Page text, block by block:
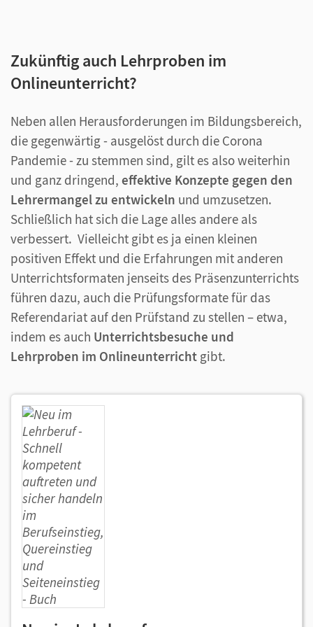
Zukünftig auch Lehrproben im
Onlineunterricht?
Neben allen Herausforderungen im Bildungsbereich,
die gegenwärtig - ausgelöst durch die Corona
Pandemie - zu stemmen sind, gilt es also weiterhin
und ganz dringend, effektive Konzepte gegen den
Lehrermangel zu entwickeln und umzusetzen.
Schließlich hat sich die Lage alles andere als
verbessert. Vielleicht gibt es ja einen kleinen
positiven Effekt und die Erfahrungen mit anderen
Unterrichtsformaten jenseits des Präsenzunterrichts
führen dazu, auch die Prüfungsformate für das
Referendariat auf den Prüfstand zu stellen – etwa,
indem es auch Unterrichtsbesuche und
Lehrproben im Onlineunterricht gibt.